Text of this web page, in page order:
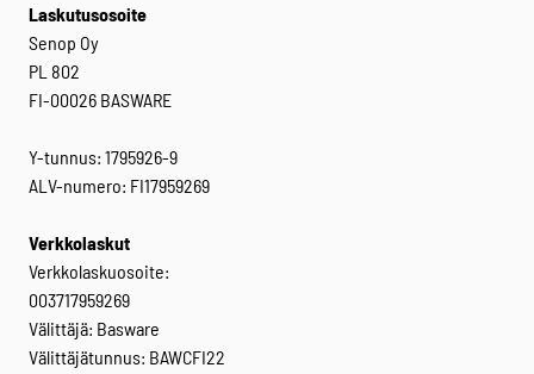
Laskutusosoite
Senop Oy
PL 802
FI-00026 BASWARE
Y-tunnus: 1795926-9
ALV-numero: FI17959269
Verkkolaskut
Verkkolaskuosoite:
003717959269
Välittäjä: Basware
Välittäjätunnus: BAWCFI22